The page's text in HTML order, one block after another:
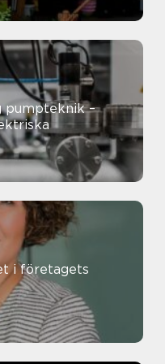
pumpteknik –
i företagets